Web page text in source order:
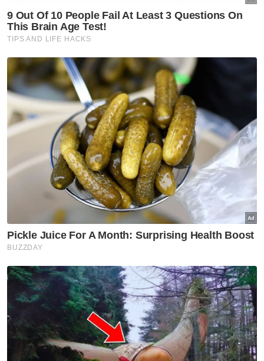
peningkatan sebanyak 72 peratus
berbanding 32 IPO yang dicatatkan pada
FBM KLCI mencecah paras terendahnya
tahun ini pada 1,453.10 pada 2 Januari 2024,
hari dagangan pertama tahun itu dan
mencapai paras kemuncaknya pada 1,678.80
mata pada 30 Ogos 2024, tahap yang tidak
dilihat sejak Disember 2020.
Berita Telus & Tulus menerusi E-Mel setiap
Kenaikan enam hari berturut-turut bursa dari